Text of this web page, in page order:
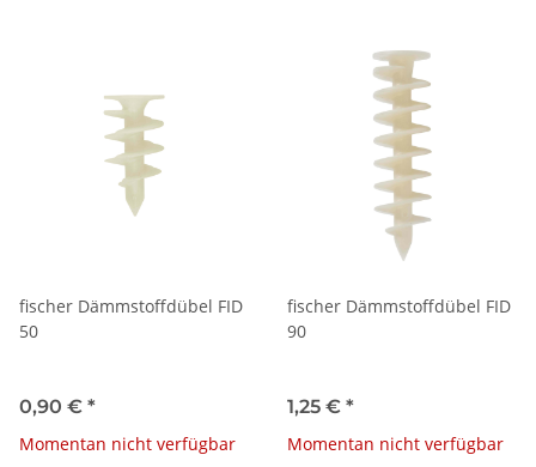
fischer Dämmstoffdübel FID
50
0,90 € *
Momentan nicht verfügbar
fischer Dämmstoffdübel FID
90
1,25 € *
Momentan nicht verfügbar